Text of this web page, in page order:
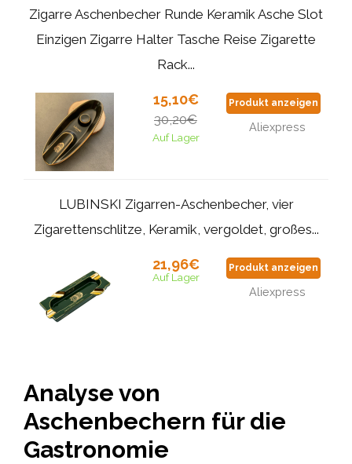
Zigarre Aschenbecher Runde Keramik Asche Slot
Einzigen Zigarre Halter Tasche Reise Zigarette
Rack...
15,10€
30,20€
Auf Lager
Produkt anzeigen
Aliexpress
LUBINSKI Zigarren-Aschenbecher, vier
Zigarettenschlitze, Keramik, vergoldet, großes...
21,96€
Auf Lager
Produkt anzeigen
Aliexpress
Analyse von
Aschenbechern für die
Gastronomie